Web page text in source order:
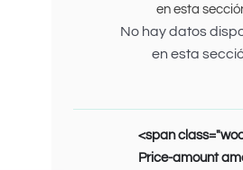
No hay datos
en esta
<span
Price-amount